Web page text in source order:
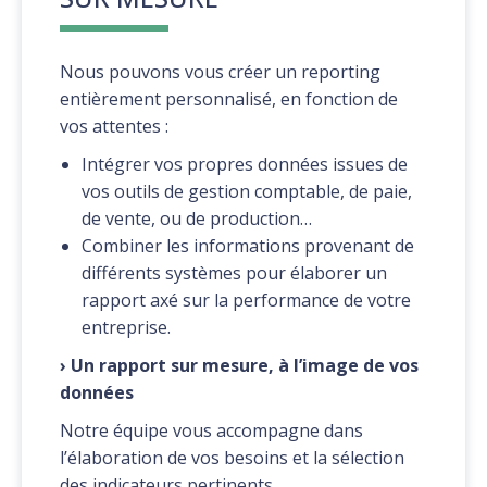
Nous pouvons vous créer un reporting
entièrement personnalisé, en fonction de
vos attentes :
Intégrer vos propres données issues de
vos outils de gestion comptable, de paie,
de vente, ou de production…
Combiner les informations provenant de
différents systèmes pour élaborer un
rapport axé sur la performance de votre
entreprise.
› Un rapport sur mesure, à l’image de vos
données
Notre équipe vous accompagne dans
l’élaboration de vos besoins et la sélection